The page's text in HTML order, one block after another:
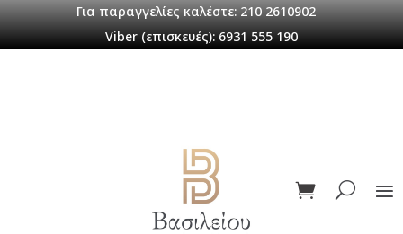
Για παραγγελίες καλέστε: 210 2610902
Viber (επισκευές): 6931 555 190